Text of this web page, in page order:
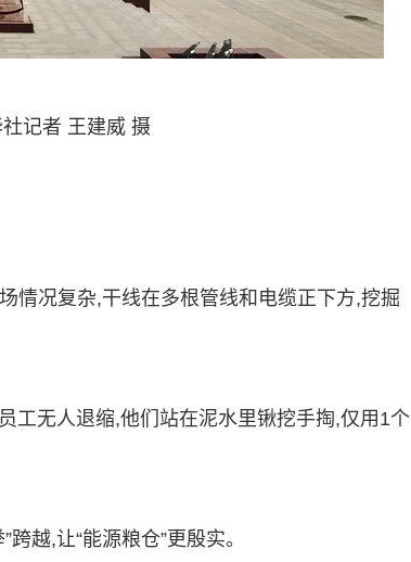
记者 王建威 摄
情况复杂,干线在多根管线和电缆正下方,挖掘
工无人退缩,他们站在泥水里锹挖手掏,仅用1个
跨越,让“能源粮仓”更殷实。